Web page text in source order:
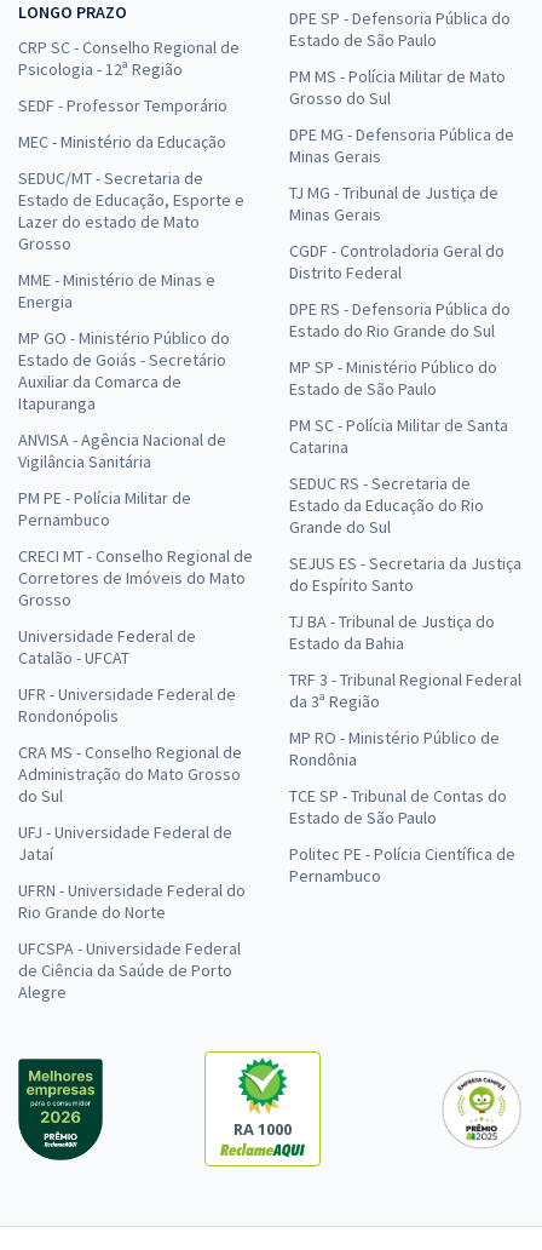
LONGO PRAZO
CRP SC - Conselho Regional de
Psicologia - 12ª Região
SEDF - Professor Temporário
MEC - Ministério da Educação
SEDUC/MT - Secretaria de
Estado de Educação, Esporte e
Lazer do estado de Mato
Grosso
MME - Ministério de Minas e
Energia
MP GO - Ministério Público do
Estado de Goiás - Secretário
Auxiliar da Comarca de
Itapuranga
ANVISA - Agência Nacional de
Vigilância Sanitária
PM PE - Polícia Militar de
Pernambuco
CRECI MT - Conselho Regional de
Corretores de Imóveis do Mato
Grosso
Universidade Federal de
Catalão - UFCAT
UFR - Universidade Federal de
Rondonópolis
CRA MS - Conselho Regional de
Administração do Mato Grosso
do Sul
UFJ - Universidade Federal de
Jataí
UFRN - Universidade Federal do
Rio Grande do Norte
UFCSPA - Universidade Federal
de Ciência da Saúde de Porto
Alegre
DPE SP - Defensoria Pública do
Estado de São Paulo
PM MS - Polícia Militar de Mato
Grosso do Sul
DPE MG - Defensoria Pública de
Minas Gerais
TJ MG - Tribunal de Justiça de
Minas Gerais
CGDF - Controladoria Geral do
Distrito Federal
DPE RS - Defensoria Pública do
Estado do Rio Grande do Sul
MP SP - Ministério Público do
Estado de São Paulo
PM SC - Polícia Militar de Santa
Catarina
SEDUC RS - Secretaria de
Estado da Educação do Rio
Grande do Sul
SEJUS ES - Secretaria da Justiça
do Espírito Santo
TJ BA - Tribunal de Justiça do
Estado da Bahia
TRF 3 - Tribunal Regional Federal
da 3ª Região
MP RO - Ministério Público de
Rondônia
TCE SP - Tribunal de Contas do
Estado de São Paulo
Politec PE - Polícia Científica de
Pernambuco
RA 1000